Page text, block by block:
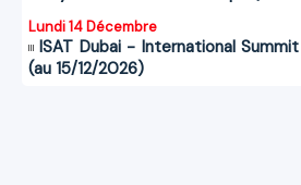
Lundi 14 Décembre
ISAT Dubai - International
(au 15/12/2026)